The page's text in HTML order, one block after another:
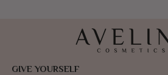
GIVE YOURSELF